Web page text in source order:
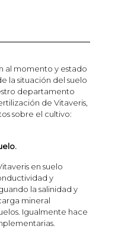
al momento y estado
la situación del suelo
departamento
de Vitaveris,
sobre el cultivo:
en suelo
y
la salinidad y
mineral
Igualmente hace